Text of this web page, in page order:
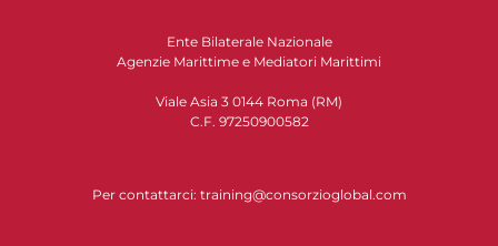
Ente Bilaterale Nazionale
Agenzie Marittime e Mediatori Marittimi
Viale Asia 3 0144 Roma (RM)
C.F. 97250900582
Per contattarci: training@consorzioglobal.com